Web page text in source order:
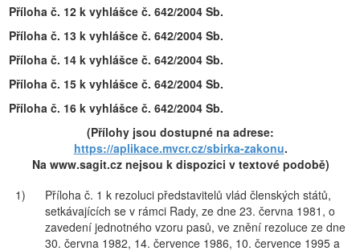
Příloha č. 12 k vyhlášce č. 642/2004 Sb.
Příloha č. 13 k vyhlášce č. 642/2004 Sb.
Příloha č. 14 k vyhlášce č. 642/2004 Sb.
Příloha č. 15 k vyhlášce č. 642/2004 Sb.
Příloha č. 16 k vyhlášce č. 642/2004 Sb.
(Přílohy jsou dostupné na adrese:
https://aplikace.mvcr.cz/sbirka-zakonu.
Na www.sagit.cz nejsou k dispozici v textové podobě)
1)
Příloha č. 1 k rezoluci představitelů vlád členských států,
setkávajících se v rámci Rady, ze dne 23. června 1981, o
zavedení jednotného vzoru pasů, ve znění rezoluce ze dne
30. června 1982, 14. července 1986, 10. července 1995 a